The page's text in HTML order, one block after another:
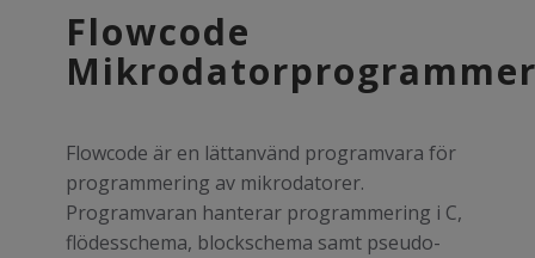
Flowcode
Flowcode är en lättanvänd programvara för
programmering av mikrodatorer.
Programvaran hanterar programmering i C,
flödesschema, blockschema samt pseudo-